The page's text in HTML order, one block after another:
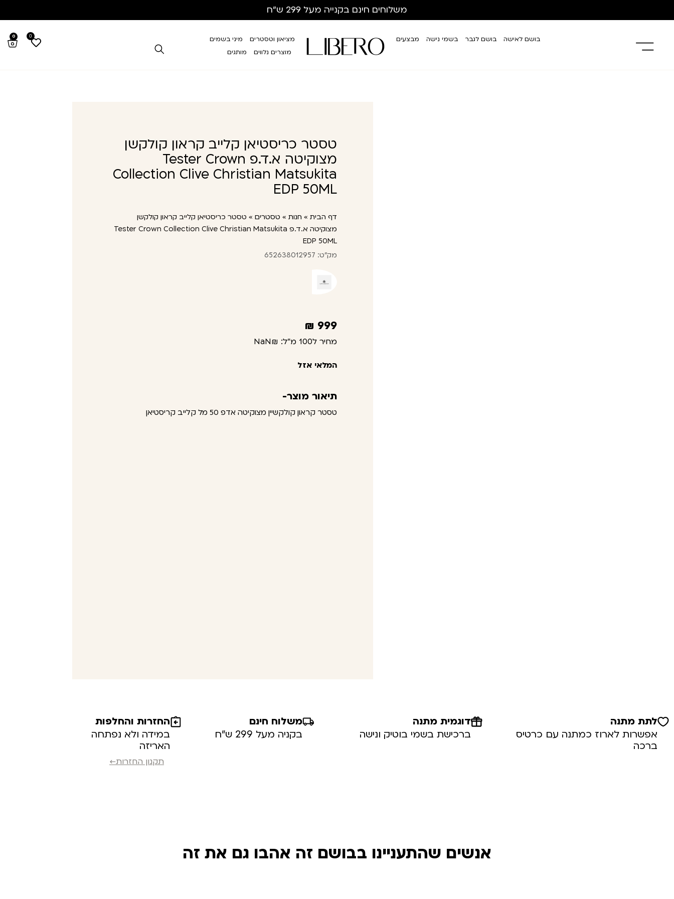
משלוחים חינם בקנייה מעל 299 ש”ח
בושם לאישה בושם לגבר בשמי נישה מבצעים מציאון וטסטרים
מיני בשמים
מוצרים נלווים
מותגים
0
0
טסטר כריסטיאן קלייב קראון קולקשן
מצוקיטה א.ד.פ Tester Crown
Collection Clive Christian Matsukita
EDP 50ML
דף הבית » חנות » טסטרים » טסטר כריסטיאן קלייב קראון קולקשן
מצוקיטה א.ד.פ Tester Crown Collection Clive Christian Matsukita
EDP 50ML
מק"ט: 652638012957
999
₪
מחיר ל100 מ"ל: ₪NaN
המלאי אזל
תיאור מוצר-
טסטר קראון קולקשיין מצוקיטה אדפ 50 מל קלייב קריסטיאן
לתת מתנה
אפשרות לארוז כמתנה עם כרטיס
ברכה
דוגמית מתנה
ברכישת בשמי בוטיק ונישה
משלוח חינם
בקניה מעל 299 ש”ח
החזרות והחלפות
במידה ולא נפתחה
האריזה
תקנון החזרות←
אנשים שהתעניינו בבושם זה אהבו גם את זה